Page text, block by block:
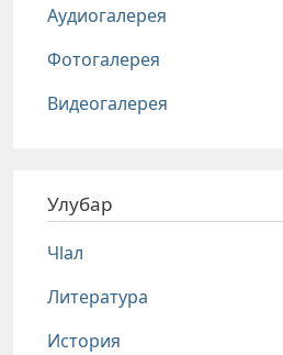
Аудиогалерея
Фотогалерея
Видеогалерея
Улубар
Чlал
Литература
История